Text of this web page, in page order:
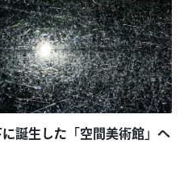
誕生した「空間美術館」へ